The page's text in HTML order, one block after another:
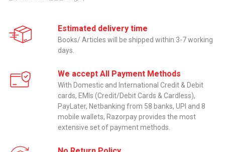
Estimated delivery time
Books/ Articles will be shipped within 3-7 working
days.
We accept All Payment Methods
With Domestic and International Credit & Debit
cards, EMIs (Credit/Debit Cards & Cardless),
PayLater, Netbanking from 58 banks, UPI and 8
mobile wallets, Razorpay provides the most
extensive set of payment methods.